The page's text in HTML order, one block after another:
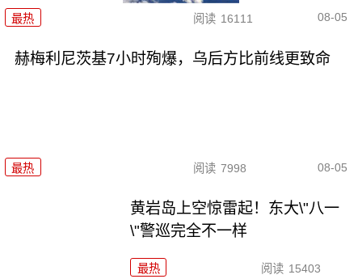
最热 阅读 16111 08-05
赫梅利尼茨基7小时殉爆，乌后方比前线更致命
最热 阅读 7998 08-05
黄岩岛上空惊雷起！东大\"八一
\"警巡完全不一样
最热 阅读 15403